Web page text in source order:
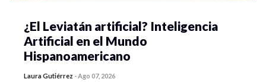
¿El Leviatán artificial? Inteligencia
Artificial en el Mundo
Hispanoamericano
Laura Gutiérrez -Ago 07, 2026